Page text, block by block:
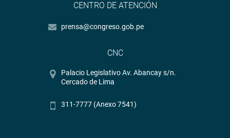
CENTRO DE ATENCIÓN
prensa@congreso.gob.pe
CNC
Palacio Legislativo Av. Abancay s/n.
Cercado de Lima
311-7777 (Anexo 7541)